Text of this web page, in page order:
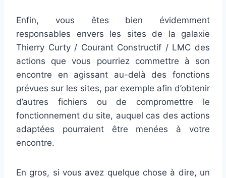
Enfin, vous êtes bien évidemment
responsables envers les sites de la galaxie
Thierry Curty / Courant Constructif / LMC des
actions que vous pourriez commettre à son
encontre en agissant au-delà des fonctions
prévues sur les sites, par exemple afin d’obtenir
d’autres fichiers ou de compromettre le
fonctionnement du site, auquel cas des actions
adaptées pourraient être menées à votre
encontre.
En gros, si vous avez quelque chose à dire, un